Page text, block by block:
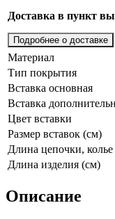
Доставка в пункт
Подробнее о доставке
Материал
Тип покрытия
Вставка основная
Вставка
Цвет вставки
Размер вставок (см)
Длина цепочки,
Длина изделия (см)
Описание